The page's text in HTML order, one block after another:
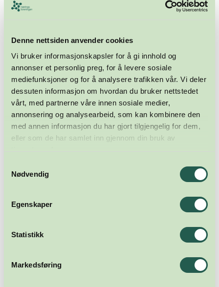
Denne nettsiden anvender cookies
Vi bruker informasjonskapsler for å gi innhold og
annonser et personlig preg, for å levere sosiale
mediefunksjoner og for å analysere trafikken vår. Vi deler
dessuten informasjon om hvordan du bruker nettstedet
vårt, med partnerne våre innen sosiale medier,
annonsering og analysearbeid, som kan kombinere den
med annen informasjon du har gjort tilgjengelig for dem,
eller som de har samlet inn gjennom din bruk av
tjenestene deres.
Nødvendig
Egenskaper
Statistikk
Markedsføring